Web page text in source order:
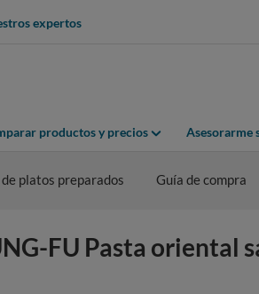
expertos
productos y precios Asesorarme
platos preparados Guía de compra
FU Pasta oriental